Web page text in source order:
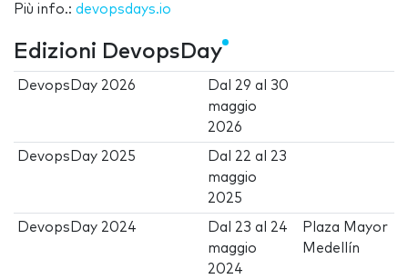
Più info.: devopsdays.io
Edizioni DevopsDay
DevopsDay 2026 Dal 29 al 30
maggio
2026
DevopsDay 2025 Dal 22 al 23
maggio
2025
DevopsDay 2024 Dal 23 al 24
maggio
2024
Plaza Mayor
Medellín